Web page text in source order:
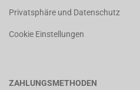
Privatsphäre und Datenschutz
Cookie Einstellungen
ZAHLUNGSMETHODEN